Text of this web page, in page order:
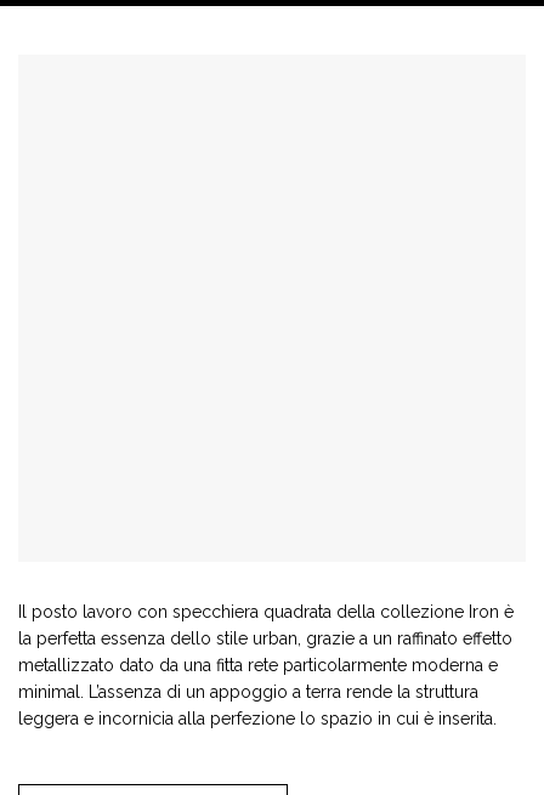
Il posto lavoro con specchiera quadrata della collezione Iron è
la perfetta essenza dello stile urban, grazie a un raffinato effetto
metallizzato dato da una fitta rete particolarmente moderna e
minimal. L’assenza di un appoggio a terra rende la struttura
leggera e incornicia alla perfezione lo spazio in cui è inserita.